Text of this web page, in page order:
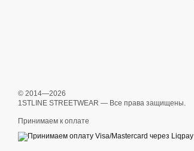
© 2014—2026
1STLINE STREETWEAR — Все права защищены.
Принимаем к оплате